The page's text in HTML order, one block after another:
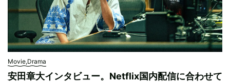
Movie,Drama
安田章大インタビュー。Netflix国内配信に合わせて